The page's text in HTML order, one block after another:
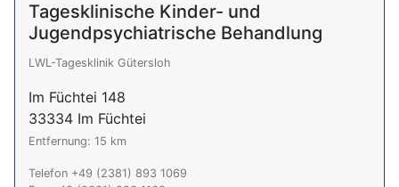
Tagesklinische Kinder- und
Jugendpsychiatrische Behandlung
LWL-Tagesklinik Gütersloh
Im Füchtei 148
33334 Im Füchtei
Entfernung: 15 km
Telefon +49 (2381) 893 1069